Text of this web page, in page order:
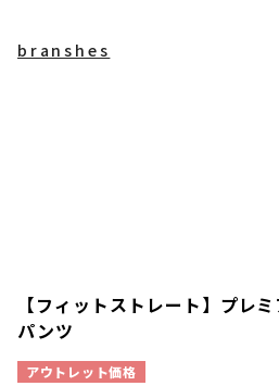
branshes
【フィットストレート】プレ
パンツ
アウトレット価格